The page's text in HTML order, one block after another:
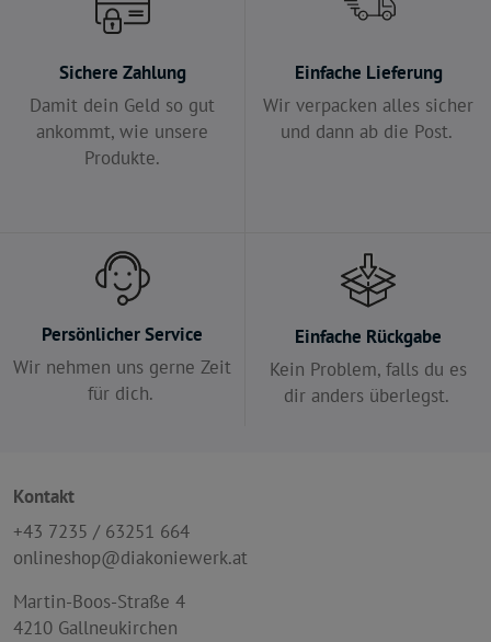
Sichere Zahlung
Damit dein Geld so gut
ankommt, wie unsere
Produkte.
Einfache Lieferung
Wir verpacken alles sicher
und dann ab die Post.
Persönlicher Service
Wir nehmen uns gerne Zeit
für dich.
Einfache Rückgabe
Kein Problem, falls du es
dir anders überlegst.
Kontakt
+43 7235 / 63251 664
onlineshop@diakoniewerk.at
Martin-Boos-Straße 4
4210 Gallneukirchen